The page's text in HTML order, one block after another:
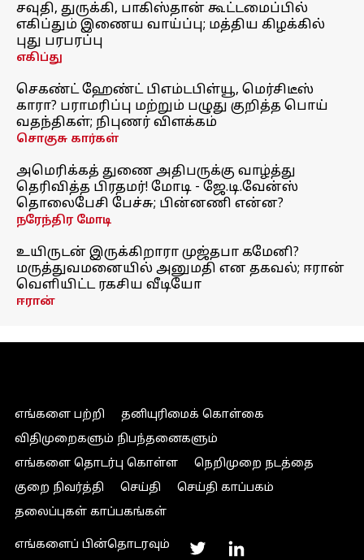
சவுதி, துருக்கி, பாகிஸ்தான் கூட்டமைப்பில்
எகிப்தும் இணைய வாய்ப்பு; மத்திய கிழக்கில்
புது பரபரப்பு
எகிப்து
செகண்ட் ஹேண்ட் பிஎம்டபிள்யூ, மெர்சிடீஸ்
காரா? பராமரிப்பு மற்றும் பழுது குறித்த பொய்
வதந்திகள்; நிபுணர் விளக்கம்
சொகுசு கார்கள்
அமெரிக்கத் துணை அதிபருக்கு வாழ்த்து
தெரிவித்த பிரதமர்! மோடி - ஜே.டி.வேன்ஸ்
தொலைபேசி பேச்சு; பின்னணி என்ன?
நரேந்திர மோடி
உயிருடன் இருக்கிறாரா முஜ்தபா கமேனி?
மருத்துவமனையில் அனுமதி என தகவல்; ஈரான்
வெளியிட்ட ரகசிய வீடியோ
ஈரான்
எங்களை பற்றி
தனியுரிமைக் கொள்கை
விதிமுறைகளும் நிபந்தனைகளும்
எங்களை தொடர்பு கொள்ள
நெறிமுறை நடத்தை
குறை நிவர்த்தி
செய்தி
செய்தி காப்பகம்
தலைப்புகள் காப்பகங்கள்
எங்களைப் பின்தொடரவும்